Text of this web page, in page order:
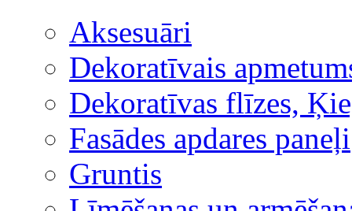
Aksesuāri
Dekoratīvais
Dekoratīvas flīzes,
Fasādes apdares paneļi
Gruntis